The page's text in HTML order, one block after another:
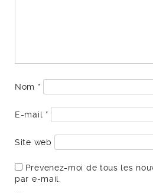
Nom *
E-mail *
Site web
Prévenez-moi de tous les
par e-mail.